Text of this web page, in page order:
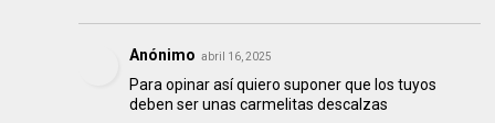
Anónimo abril 16, 2025
Para opinar así quiero suponer que los tuyos
deben ser unas carmelitas descalzas